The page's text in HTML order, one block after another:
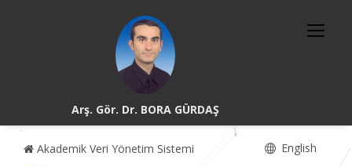
Arş. Gör. Dr. BORA GÜRDAŞ
Akademik Veri Yönetim Sistemi English